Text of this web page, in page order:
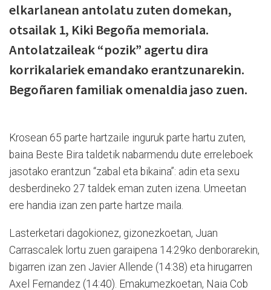
elkarlanean antolatu zuten domekan,
otsailak 1, Kiki Begoña memoriala.
Antolatzaileak “pozik” agertu dira
korrikalariek emandako erantzunarekin.
Begoñaren familiak omenaldia jaso zuen.
Krosean 65 parte hartzaile inguruk parte hartu zuten,
baina Beste Bira taldetik nabarmendu dute erreleboek
jasotako erantzun “zabal eta bikaina”: adin eta sexu
desberdineko 27 taldek eman zuten izena. Umeetan
ere handia izan zen parte hartze maila.
Lasterketari dagokionez, gizonezkoetan, Juan
Carrascalek lortu zuen garaipena 14:29ko denborarekin,
bigarren izan zen Javier Allende (14:38) eta hirugarren
Axel Fernandez (14:40). Emakumezkoetan, Naia Cob